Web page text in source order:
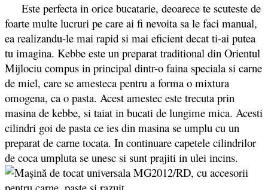
Este perfecta in orice bucatarie, deoarece te scuteste de
foarte multe lucruri pe care ai fi nevoita sa le faci manual,
ea realizandu-le mai rapid si mai eficient decat ti-ai putea
tu imagina. Kebbe este un preparat traditional din Orientul
Mijlociu compus in principal dintr-o faina speciala si carne
de miel, care se amesteca pentru a forma o mixtura
omogena, ca o pasta. Acest amestec este trecuta prin
masina de kebbe, si taiat in bucati de lungime mica. Acesti
cilindri goi de pasta ce ies din masina se umplu cu un
preparat de carne tocata. In continuare capetele cilindrilor
de coca umpluta se unesc si sunt prajiti in ulei incins.